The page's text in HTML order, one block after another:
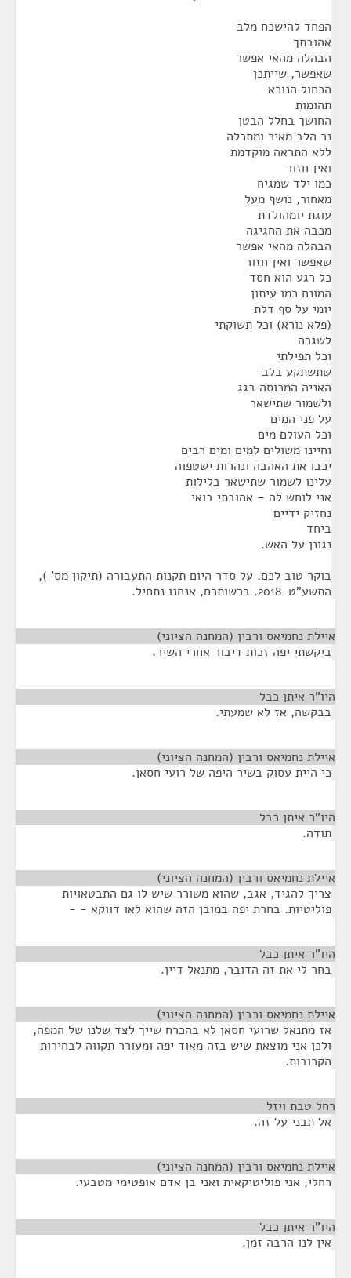
הפחד להישכח מלב
אהובתך
הבהלה מהאי אפשר
שאפשר, שייתכן
הכחול הנורא
תהומות
החושך בחלל הבטן
נר הלב מאיר ומתכלה
ללא התראה מוקדמת
ואין חזור
כמו ילד שמגיח
מאחור, נושף מעל
עוגת יומהולדת
מכבה את החגיגה
הבהלה מהאי אפשר
שאפשר ואין חזור
כל רגע הוא חסד
המונח כמו עיתון
יומי על סף דלת
(פלא נורא) וכל תשוקתי
לשגרה
וכל תפילתי
שתשתקע בלב
האניה המכוסה בגג
ולשמור שתישאר
על פני המים
וכל העולם מים
וחיינו משולים למים ומים רבים
יכבו את האהבה ונהרות ישטפוה
עלינו לשמור שתישאר בלילות
אני לוחש לה – אהובתי בואי
נחזיק ידיים
ביחד
נגונן על האש.
בוקר טוב לכם. על סדר היום תקנות התעבורה (תיקון מס' ),
התשע"ט-2018. ברשותכם, אנחנו נתחיל.
איילת נחמיאס ורבין (המחנה הציוני)
ביקשתי יפה זכות דיבור אחרי השיר.
היו"ר איתן כבל
בבקשה, אז לא שמעתי.
איילת נחמיאס ורבין (המחנה הציוני)
כי היית עסוק בשיר היפה של רועי חסאן.
היו"ר איתן כבל
תודה.
איילת נחמיאס ורבין (המחנה הציוני)
צריך להגיד, אגב, שהוא משורר שיש לו גם התבטאויות
פוליטיות. בחרת יפה במובן הזה שהוא לאו דווקא - -
היו"ר איתן כבל
בחר לי את זה הדובר, מתנאל דיין.
איילת נחמיאס ורבין (המחנה הציוני)
אז מתנאל שרועי חסאן לא בהכרח שייך לצד שלנו של המפה,
ולכן אני מוצאת שיש בזה מאוד יפה ומעורר תקווה לבחירות
הקרובות.
רחל טבת ויזל
אל תבני על זה.
איילת נחמיאס ורבין (המחנה הציוני)
רחלי, אני פוליטיקאית ואני בן אדם אופטימי מטבעי.
היו"ר איתן כבל
אין לנו הרבה זמן.